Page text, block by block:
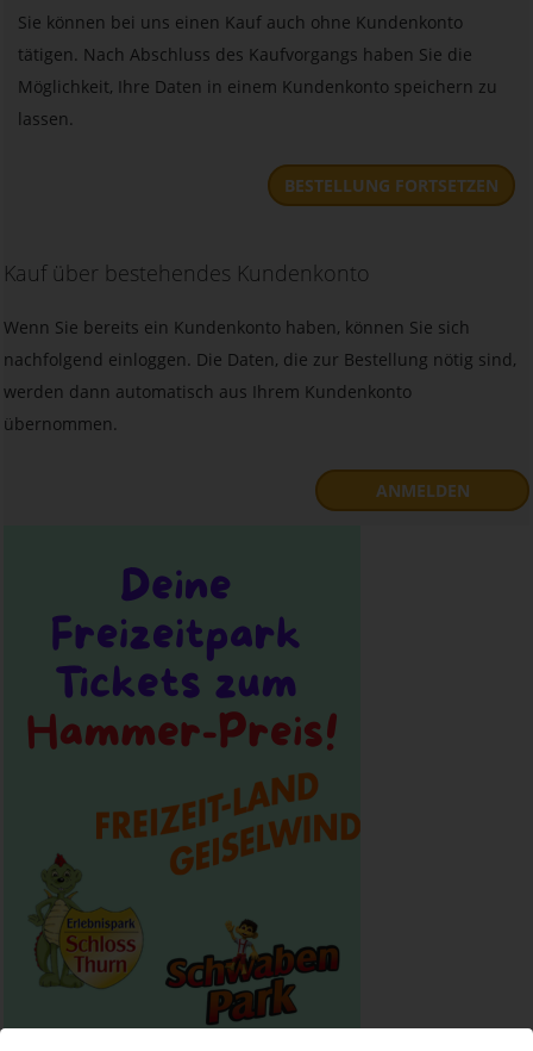
Sie können bei uns einen Kauf auch ohne Kundenkonto
tätigen. Nach Abschluss des Kaufvorgangs haben Sie die
Möglichkeit, Ihre Daten in einem Kundenkonto speichern zu
lassen.
BESTELLUNG FORTSETZEN
Kauf über bestehendes Kundenkonto
Wenn Sie bereits ein Kundenkonto haben, können Sie sich
nachfolgend einloggen. Die Daten, die zur Bestellung nötig sind,
werden dann automatisch aus Ihrem Kundenkonto
übernommen.
ANMELDEN